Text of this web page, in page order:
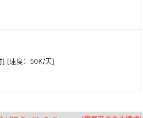
] [速度：50K/天]